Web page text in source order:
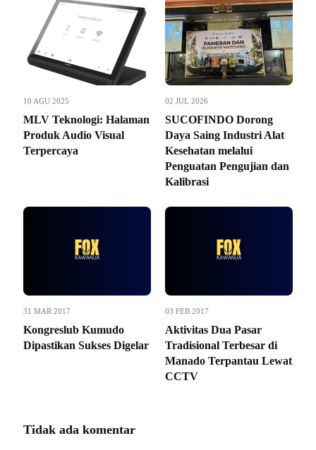
10 AGU 2025
MLV Teknologi: Halaman
Produk Audio Visual
Terpercaya
02 JUL 2026
SUCOFINDO Dorong
Daya Saing Industri Alat
Kesehatan melalui
Penguatan Pengujian dan
Kalibrasi
31 MAR 2017
Kongreslub Kumudo
Dipastikan Sukses Digelar
03 FEB 2017
Aktivitas Dua Pasar
Tradisional Terbesar di
Manado Terpantau Lewat
CCTV
Tidak ada komentar